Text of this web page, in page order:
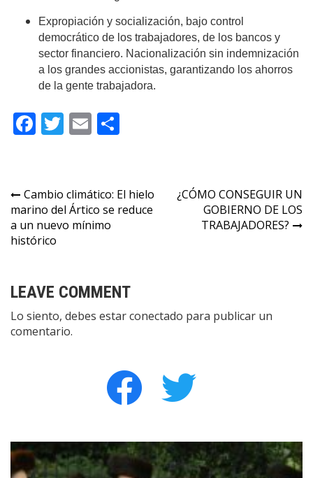
Expropiación y socialización, bajo control
democrático de los trabajadores, de los bancos y
sector financiero. Nacionalización sin indemnización
a los grandes accionistas, garantizando los ahorros
de la gente trabajadora.
Facebook
Twitter
Email
Navegación
de
entradas
Cambio climático: El hielo
marino del Ártico se reduce
a un nuevo mínimo
histórico
¿CÓMO CONSEGUIR UN
GOBIERNO DE LOS
TRABAJADORES?
LEAVE COMMENT
Lo siento, debes estarconectado para publicar un
comentario.
facebook twitter